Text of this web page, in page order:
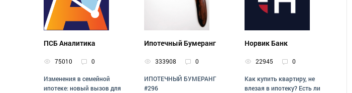
ПСБ Аналитика
75010 0
Изменения в семейной
ипотеке: новый вызов для
Ипотечный Бумеранг
333908 0
ИПОТЕЧНЫЙ БУМЕРАНГ
#296
Норвик Банк
22945 0
Как купить квартиру, не
влезая в ипотеку? Есть ли